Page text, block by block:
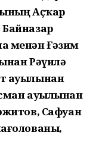
Аҫҡар
менән Ғәзим
Рәүилә
ауылынан
ауылынан
Сафуан